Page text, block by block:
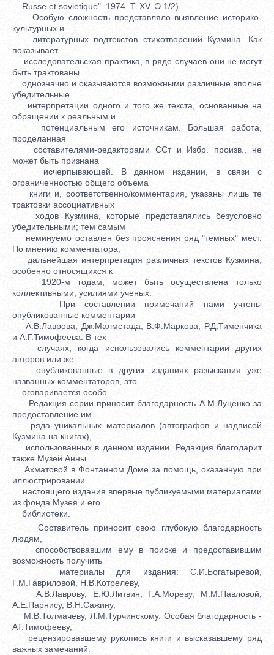
Russe et sovietique". 1974. T. XV. Э 1/2).
Особую сложность представляло выявление историко-
культурных и
литературных подтекстов стихотворений Кузмина. Как
показывает
исследовательская практика, в ряде случаев они не могут
быть трактованы
однозначно и оказываются возможными различные вполне
убедительные
интерпретации одного и того же текста, основанные на
обращении к реальным и
потенциальным его источникам. Большая работа,
проделанная
составителями-редакторами ССт и Избр. произв., не
может быть признана
исчерпывающей. В данном издании, в связи с
ограниченностью общего объема
книги и, соответственно/комментария, указаны лишь те
трактовки ассоциативных
ходов Кузмина, которые представлялись безусловно
убедительными; тем самым
неминуемо оставлен без прояснения ряд "темных" мест.
По мнению комментатора,
дальнейшая интерпретация различных текстов Кузмина,
особенно относящихся к
1920-м годам, может быть осуществлена только
коллективными, усилиями ученых.
При составлении примечаний нами учтены
опубликованные комментарии
А.В.Лаврова, Дж.Малмстада, В.Ф.Маркова, Р.Д.Тименчика
и А.Г.Тимофеева. В тех
случаях, когда использовались комментарии других
авторов или же
опубликованные в других изданиях разыскания уже
названных комментаторов, это
оговаривается особо.
Редакция серии приносит благодарность А.М.Луценко за
предоставление им
ряда уникальных материалов (автографов и надписей
Кузмина на книгах),
использованных в данном издании. Редакция благодарит
также Музей Анны
Ахматовой в Фонтанном Доме за помощь, оказанную при
иллюстрировании
настоящего издания впервые публикуемыми материалами
из фонда Музея и его
библиотеки.
Составитель приносит свою глубокую благодарность
людям,
способствовавшим ему в поиске и предоставившим
возможность получить
материалы для издания: С.И.Богатыревой,
Г.М.Гавриловой, Н.В.Котрелеву,
А.В.Лаврову, Е.Ю.Литвин, Г.А.Мореву, М.М.Павловой,
А.Е.Парнису, В.Н.Сажину,
М.В.Толмачеву, Л.М.Турчинскому. Особая благодарность -
АТ.Тимофееву,
рецензировавшему рукопись книги и высказавшему ряд
важных замечаний.